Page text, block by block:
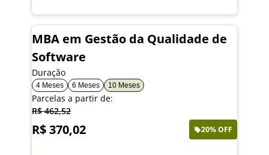
MBA em Gestão da Qualidade de
Software
Duração
4 Meses 6 Meses 10 Meses
Parcelas a partir de:
R$ 462,52
R$ 370,02 20% OFF